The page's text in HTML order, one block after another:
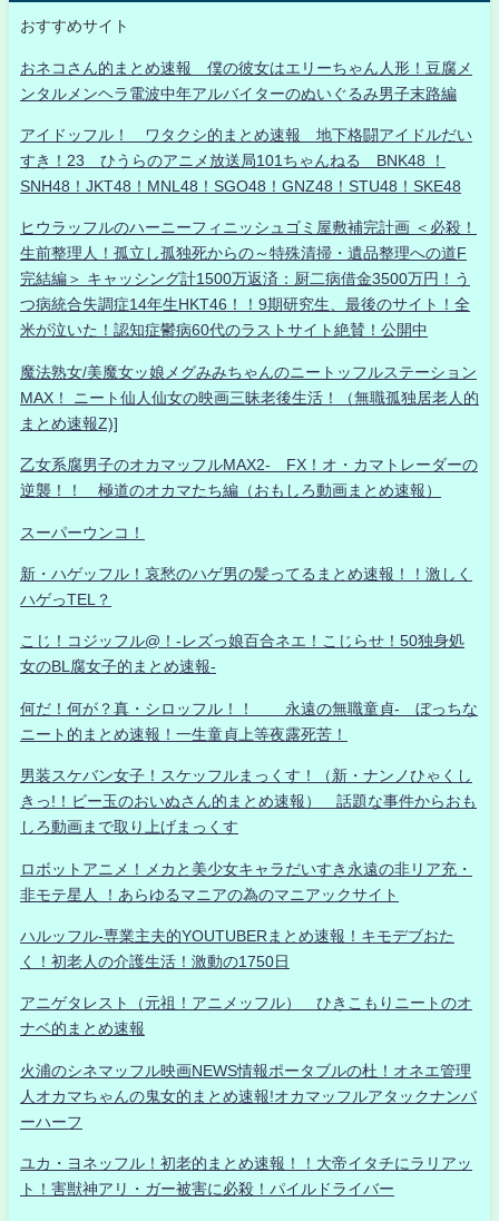
おすすめサイト
おネコさん的まとめ速報 僕の彼女はエリーちゃん人形！豆腐メ
ンタルメンヘラ電波中年アルバイターのぬいぐるみ男子末路編
アイドッフル！ ワタクシ的まとめ速報 地下格闘アイドルだい
すき！23 ひうらのアニメ放送局101ちゃんねる BNK48 ！
SNH48！JKT48！MNL48！SGO48！GNZ48！STU48！SKE48
ヒウラッフルのハーニーフィニッシュゴミ屋敷補完計画 ＜必殺！
生前整理人！孤立し孤独死からの～特殊清掃・遺品整理への道F
完結編＞ キャッシング計1500万返済：厨二病借金3500万円！う
つ病統合失調症14年生HKT46！！9期研究生、最後のサイト！全
米が泣いた！認知症鬱病60代のラストサイト絶賛！公開中
魔法熟女/美魔女ッ娘メグみみちゃんのニートッフルステーション
MAX！ ニート仙人仙女の映画三昧老後生活！（無職孤独居老人的
まとめ速報Z)]
乙女系腐男子のオカマッフルMAX2- FX！オ・カマトレーダーの
逆襲！！ 極道のオカマたち編（おもしろ動画まとめ速報）
スーパーウンコ！
新・ハゲッフル！哀愁のハゲ男の髪ってるまとめ速報！！激しく
ハゲっTEL？
こじ！コジッフル@！-レズっ娘百合ネエ！こじらせ！50独身処
女のBL腐女子的まとめ速報-
何だ！何が？真・シロッフル！！ 永遠の無職童貞- ぼっちな
ニート的まとめ速報！一生童貞上等夜露死苦！
男装スケバン女子！スケッフルまっくす！（新・ナンノひゃくし
きっ!！ビー玉のおいぬさん的まとめ速報） 話題な事件からおも
しろ動画まで取り上げまっくす
ロボットアニメ！メカと美少女キャラだいすき永遠の非リア充・
非モテ星人 ！あらゆるマニアの為のマニアックサイト
ハルッフル-専業主夫的YOUTUBERまとめ速報！キモデブおた
く！初老人の介護生活！激動の1750日
アニゲタレスト（元祖！アニメッフル） ひきこもりニートのオ
ナベ的まとめ速報
火浦のシネマッフル映画NEWS情報ポータブルの杜！オネエ管理
人オカマちゃんの鬼女的まとめ速報!オカマッフルアタックナンバ
ーハーフ
ユカ・ヨネッフル！初老的まとめ速報！！大帝イタチにラリアッ
ト！害獣神アリ・ガー被害に必殺！パイルドライバー